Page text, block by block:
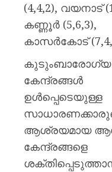
(4,4,2), വയനാട്
കണ്ണൂർ (5,6,3),
കാസർകോട്
കുടുംബാരോഗ്യ
കേന്ദ്രങ്ങൾ
ഉൾപ്പെടെയുള്ള
ആശ്രയമായ
കേന്ദ്രങ്ങളെ